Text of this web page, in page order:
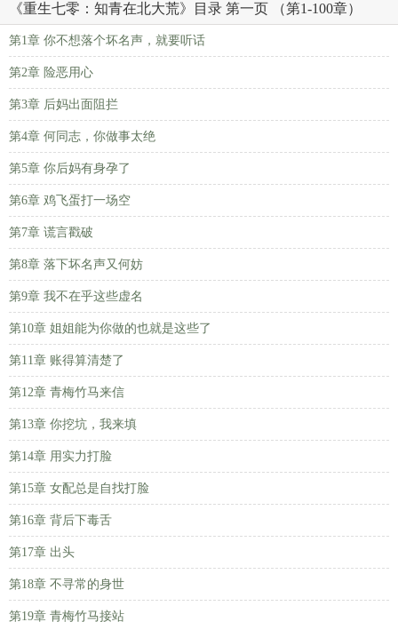
《重生七零：知青在北大荒》目录 第一页 （第1-100章）
第1章 你不想落个坏名声，就要听话
第2章 险恶用心
第3章 后妈出面阻拦
第4章 何同志，你做事太绝
第5章 你后妈有身孕了
第6章 鸡飞蛋打一场空
第7章 谎言戳破
第8章 落下坏名声又何妨
第9章 我不在乎这些虚名
第10章 姐姐能为你做的也就是这些了
第11章 账得算清楚了
第12章 青梅竹马来信
第13章 你挖坑，我来填
第14章 用实力打脸
第15章 女配总是自找打脸
第16章 背后下毒舌
第17章 出头
第18章 不寻常的身世
第19章 青梅竹马接站